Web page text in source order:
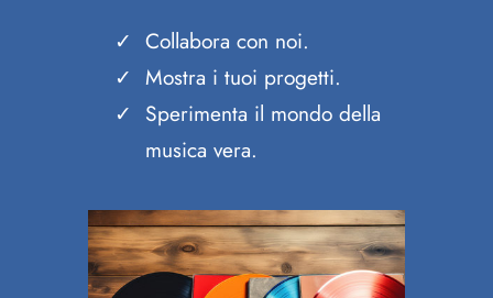
Collabora con noi.
Mostra i tuoi progetti.
Sperimenta il mondo della
musica vera.